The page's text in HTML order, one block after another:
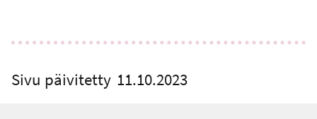
Sivu päivitetty 11.10.2023